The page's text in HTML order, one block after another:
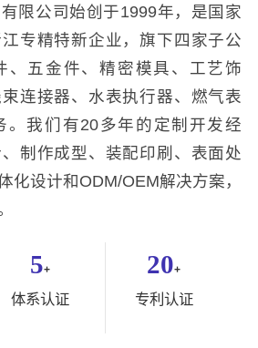
限公司始创于1999年，是国家
专精特新企业，旗下四家子公
、五金件、精密模具、工艺饰
连接器、水表执行器、燃气表
。我们有20多年的定制开发经
制作成型、装配印刷、表面处
化设计和ODM/OEM解决方案，
5+
体系认证
20+
专利认证